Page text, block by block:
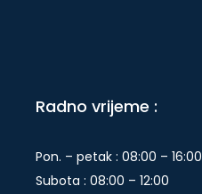
Radno vrijeme :
Pon. – petak : 08:00 – 16:00
Subota : 08:00 – 12:00